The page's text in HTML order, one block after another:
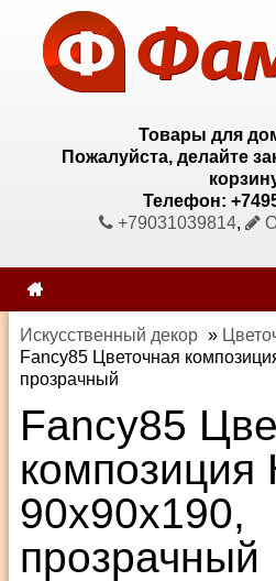
Товары для
Пожалуйста, делайте
Телефон:
+79031039814,
Искусственный декор »
Fancy85 Цветочная
прозрачный
Fancy85
композиция
90х90х190,
прозрачный